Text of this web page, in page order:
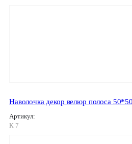
Наволочка декор велюр полоса
Артикул:
К 7